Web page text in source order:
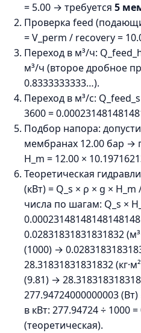
= 5.00 → требуется 5
Проверка feed
= V_perm / recovery =
Переход в м³/ч:
м³/ч (второе дробное
0.8333333333…).
Переход в м³/с:
3600 =
Подбор напора:
мембранах 12.00 бар →
H_m = 12.00 ×
Теоретическая
(кВт) = Q_s × ρ × g ×
числа по шагам: Q_s ×
0.02831831831831832
(1000) →
28.31831831831832
(9.81) →
277.94724000000003
в кВт: 277.94724 ÷ 1000
(теоретическая).